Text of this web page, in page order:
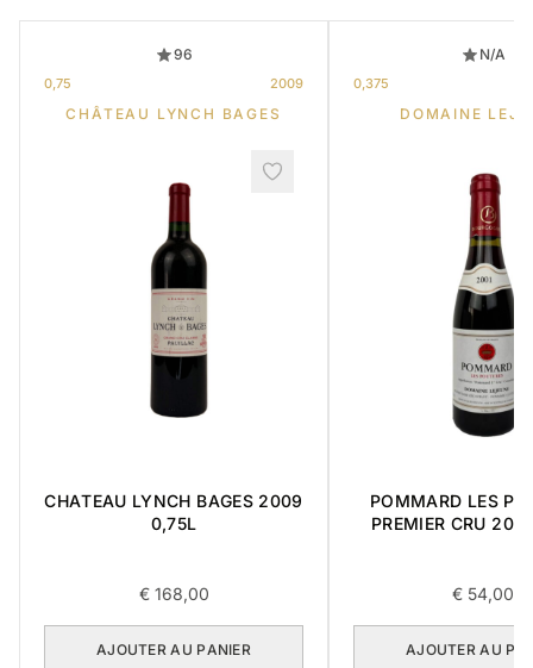
96
0,75 2009
CHÂTEAU LYNCH BAGES
CHATEAU LYNCH BAGES 2009
0,75L
€168,00
AJOUTER AU PANIER
N/A
0,375
DOMAINE
POMMARD LES
PREMIER CRU
€ 54,00
AJOUTER AU